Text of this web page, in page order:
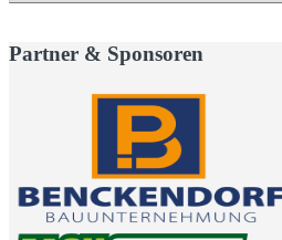
Partner & Sponsoren